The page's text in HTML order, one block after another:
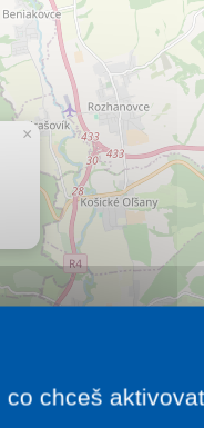
×
co chceš aktivovat